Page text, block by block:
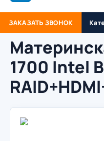
ЗАКАЗАТЬ ЗВОНОК
1700 Intel